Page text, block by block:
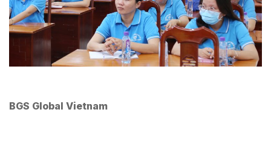
BGS Global Vietnam